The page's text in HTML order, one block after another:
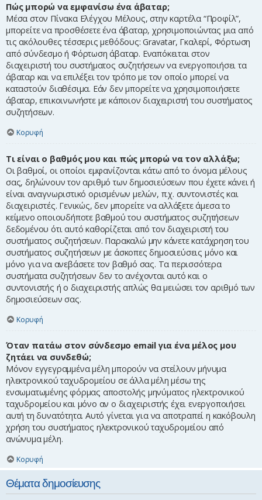
Πώς μπορώ να εμφανίσω ένα άβαταρ;
Μέσα στον Πίνακα Ελέγχου Μέλους, στην καρτέλα “Προφίλ”,
μπορείτε να προσθέσετε ένα άβαταρ, χρησιμοποιώντας μια από
τις ακόλουθες τέσσερις μεθόδους: Gravatar, Γκαλερί, Φόρτωση
από σύνδεσμο ή Φόρτωση άβαταρ. Εναπόκειται στον
διαχειριστή του συστήματος συζητήσεων να ενεργοποιήσει τα
άβαταρ και να επιλέξει τον τρόπο με τον οποίο μπορεί να
καταστούν διαθέσιμα. Εάν δεν μπορείτε να χρησιμοποιήσετε
άβαταρ, επικοινωνήστε με κάποιον διαχειριστή του συστήματος
συζητήσεων.
Κορυφή
Τι είναι ο βαθμός μου και πώς μπορώ να τον αλλάξω;
Οι βαθμοί, οι οποίοι εμφανίζονται κάτω από το όνομα μέλους
σας, δηλώνουν τον αριθμό των δημοσιεύσεων που έχετε κάνει ή
είναι αναγνωριστικό ορισμένων μελών, π.χ. συντονιστές και
διαχειριστές. Γενικώς, δεν μπορείτε να αλλάξετε άμεσα το
κείμενο οποιουδήποτε βαθμού του συστήματος συζητήσεων
δεδομένου ότι αυτό καθορίζεται από τον διαχειριστή του
συστήματος συζητήσεων. Παρακαλώ μην κάνετε κατάχρηση του
συστήματος συζητήσεων με άσκοπες δημοσιεύσεις μόνο και
μόνο για να ανεβάσετε τον βαθμό σας. Τα περισσότερα
συστήματα συζητήσεων δεν το ανέχονται αυτό και ο
συντονιστής ή ο διαχειριστής απλώς θα μειώσει τον αριθμό των
δημοσιεύσεων σας.
Κορυφή
Όταν πατάω στον σύνδεσμο email για ένα μέλος μου
ζητάει να συνδεθώ;
Μόνον εγγεγραμμένα μέλη μπορούν να στείλουν μήνυμα
ηλεκτρονικού ταχυδρομείου σε άλλα μέλη μέσω της
ενσωματωμένης φόρμας αποστολής μηνύματος ηλεκτρονικού
ταχυδρομείου και μόνο αν ο διαχειριστής έχει ενεργοποιήσει
αυτή τη δυνατότητα. Αυτό γίνεται για να αποτραπεί η κακόβουλη
χρήση του συστήματος ηλεκτρονικού ταχυδρομείου από
ανώνυμα μέλη.
Κορυφή
Θέματα δημοσίευσης